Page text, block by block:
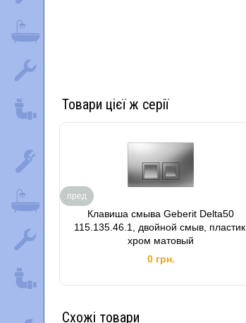
Товари цієї ж серії
Клавиша смыва Geberit Delta50
115.135.46.1, двойной смыв, пластик,
хром матовый
0 грн.
пред
Схожі товари